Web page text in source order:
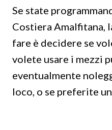
Se state
Costiera Amalfitana,
fare è decidere se
volete usare i mezzi
eventualmente
loco, o se preferite